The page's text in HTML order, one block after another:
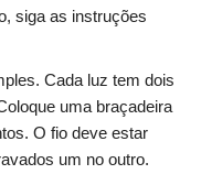
siga as instruções
Cada luz tem dois
uma braçadeira
O fio deve estar
um no outro.